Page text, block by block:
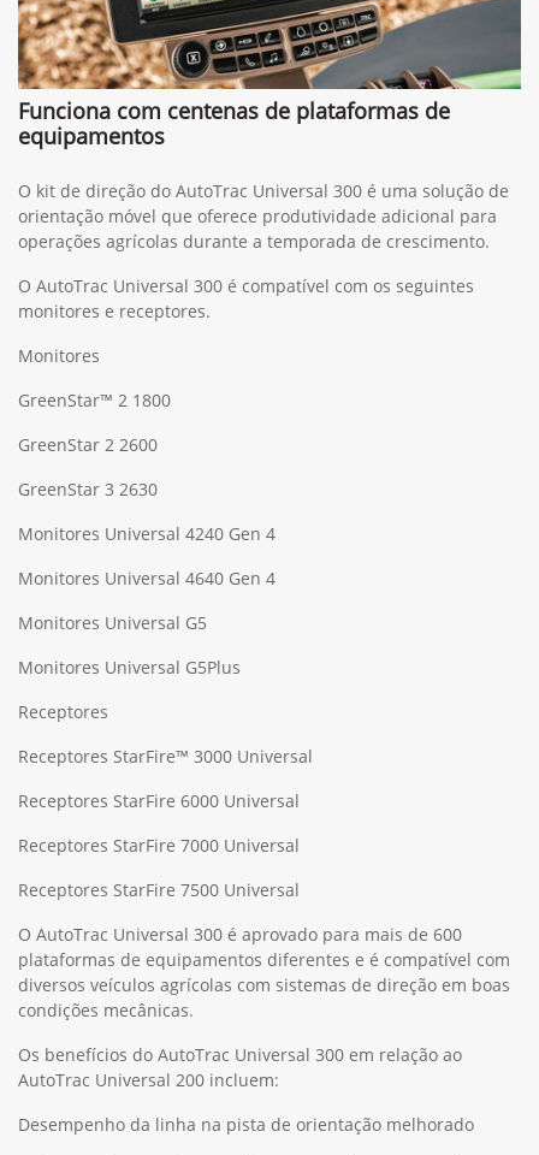
Funciona com centenas de plataformas de
equipamentos
O kit de direção do AutoTrac Universal 300 é uma solução de
orientação móvel que oferece produtividade adicional para
operações agrícolas durante a temporada de crescimento.
O AutoTrac Universal 300 é compatível com os seguintes
monitores e receptores.
Monitores
GreenStar™ 2 1800
GreenStar 2 2600
GreenStar 3 2630
Monitores Universal 4240 Gen 4
Monitores Universal 4640 Gen 4
Monitores Universal G5
Monitores Universal G5Plus
Receptores
Receptores StarFire™ 3000 Universal
Receptores StarFire 6000 Universal
Receptores StarFire 7000 Universal
Receptores StarFire 7500 Universal
O AutoTrac Universal 300 é aprovado para mais de 600
plataformas de equipamentos diferentes e é compatível com
diversos veículos agrícolas com sistemas de direção em boas
condições mecânicas.
Os benefícios do AutoTrac Universal 300 em relação ao
AutoTrac Universal 200 incluem:
Desempenho da linha na pista de orientação melhorado